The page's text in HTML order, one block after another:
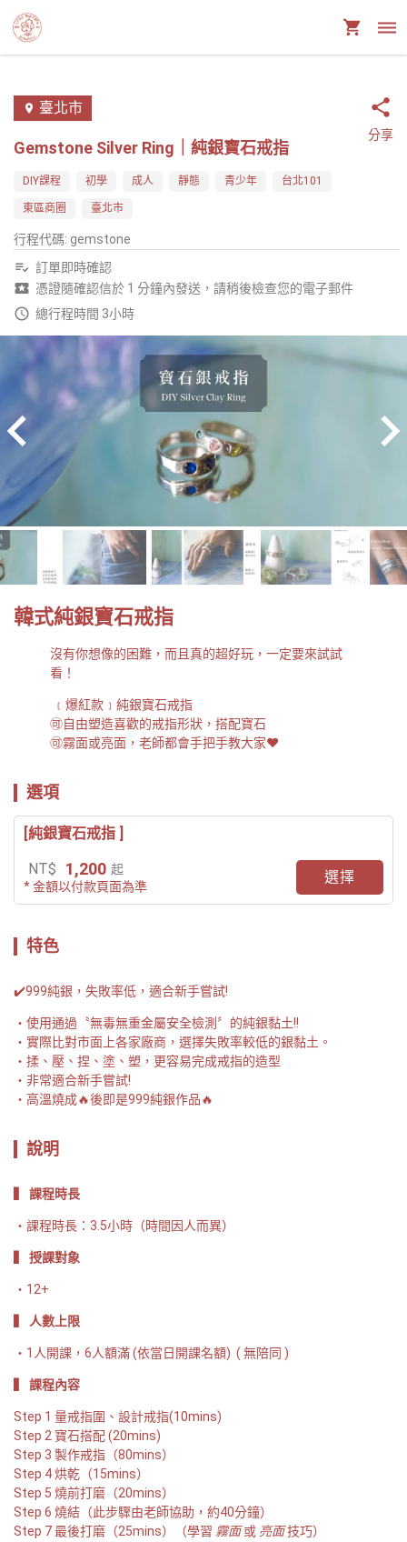
臺北市
Gemstone Silver Ring｜純銀寶石戒指
分享
DIY課程 初學 成人 靜態 青少年 台北101
東區商圈 臺北市
行程代碼: gemstone
訂單即時確認
憑證隨確認信於 1 分鐘內發送，請稍後檢查您的電子郵件
總行程時間 3小時
韓式純銀寶石戒指
沒有你想像的困難，而且真的超好玩，一定要來試試
看！
🉑自由塑造喜歡的戒指形狀，搭配寶石
🉑霧面或亮面，老師都會手把手教大家❤️
選項
[純銀寶石戒指 ]
NT$ 1,200 起
* 金額以付款頁面為準
選擇
特色
✔️999純銀，失敗率低，適合新手嘗試!
使用通過〝無毒無重金屬安全檢測〞的純銀黏土!!
實際比對市面上各家廠商，選擇失敗率較低的銀黏土。
揉、壓、捏、塗、塑，更容易完成戒指的造型
非常適合新手嘗試!
高溫燒成🔥後即是999純銀作品🔥
說明
▍ 課程時長
課程時長：3.5小時（時間因人而異）
▍ 授課對象
12+
▍ 人數上限
1人開課，6人額滿 (依當日開課名額)  ( 無陪同 )
▍ 課程內容
Step 1 量戒指圍、設計戒指(10mins)
Step 2 寶石搭配 (20mins)
Step 3 製作戒指（80mins）
Step 4 烘乾（15mins）
Step 5 燒前打磨（20mins）
Step 6 燒結（此步驟由老師協助，約40分鐘）
Step 7 最後打磨（25mins）（學習 霧面 或 亮面 技巧）